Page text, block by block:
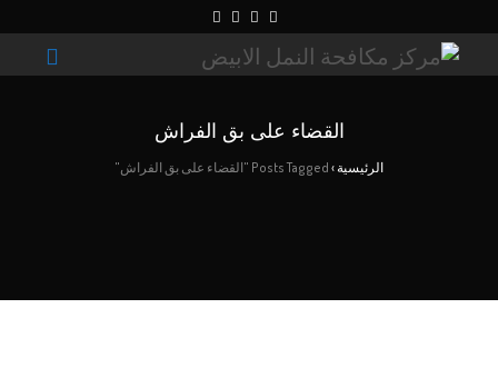
القضاء على بق الفراش
الرئيسية› Posts Tagged "القضاء على بق الفراش"